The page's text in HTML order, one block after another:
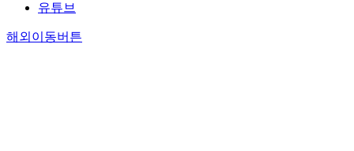
유튜브
해외이동버튼